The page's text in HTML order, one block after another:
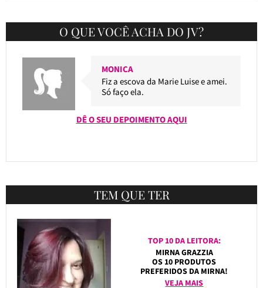
O QUE VOCÊ ACHA DO JV?
MONICA
Fiz a escova da Marie Luise e amei.
Só faço ela.
DÊ O SEU DEPOIMENTO AQUI
TEM QUE TER
TOP 10 DA LEITORA:
MIRNA GRAZZIA
OS 10 PRODUTOS
PREFERIDOS DA MIRNA!
VEJA MAIS